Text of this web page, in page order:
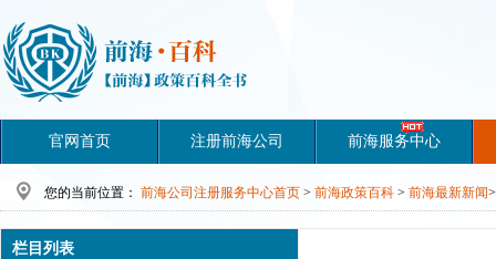
官网首页 注册前海公司 前海服务中心
您的当前位置： 前海公司注册服务中心首页 > 前海政策百科 > 前海最新新闻>
栏目列表